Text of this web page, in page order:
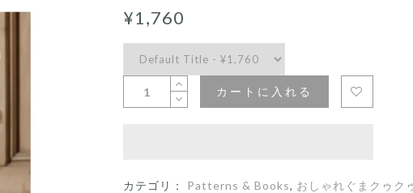
¥1,760
カートに入れる
カテゴリ： Patterns & Books, おしゃれぐまクゥク